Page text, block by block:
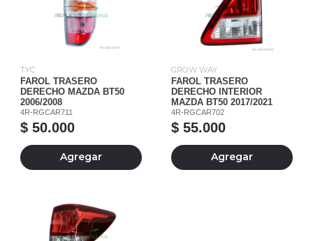
TYC
FAROL TRASERO
DERECHO MAZDA BT50
2006/2008
4R-RGCAR711
$ 50.000
Agregar
GROW WAY
FAROL TRASERO
DERECHO INTERIOR
MAZDA BT50 2017/2021
4R-RGCAR702
$ 55.000
Agregar